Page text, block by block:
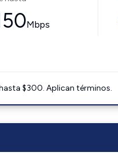
Mbps
$300. Aplican términos.